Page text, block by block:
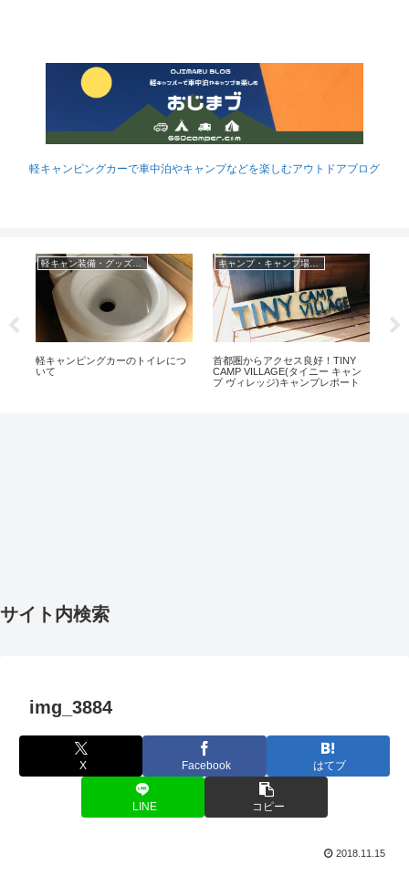
軽キャンピングカーで車中泊やキャンプなどを楽しむアウトドアブログ
軽キャンピングカーのトイレにつ
いて
首都圏からアクセス良好！TINY
CAMP VILLAGE(タイニー キャン
プ ヴィレッジ)キャンプレポート
サイト内検索
img_3884
X Facebook はてブ
LINE コピー
2018.11.15